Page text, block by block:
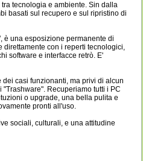
tecnologia e ambiente. Sin dalla
basati sul recupero e sul ripristino di
è una esposizione permanente di
direttamente con i reperti tecnologici,
software e interfacce retrò. E'
casi funzionanti, ma privi di alcun
Recuperiamo tutti i PC
o upgrade, una bella pulita e
pronti all'uso.
sociali, culturali, e una attitudine